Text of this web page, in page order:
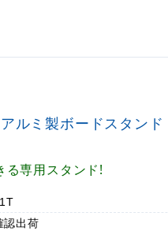
ルミ製ボードスタンド
る専用スタンド!
認出荷